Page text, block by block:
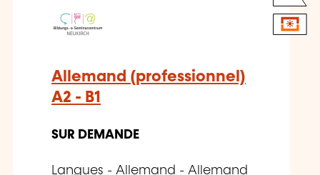
Allemand (professionnel)
A2 - B1
SUR DEMANDE
Langues - Allemand - Allemand